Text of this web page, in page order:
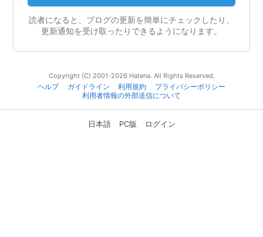
読者になると、ブログの更新を簡単にチェックしたり、
更新通知を受け取ったりできるようになります。
Copyright (C) 2001-2026 Hatena. All Rights Reserved.
ヘルプ
ガイドライン 利用規約
プライバシーポリシー
利用者情報の外部送信について
日本語 PC版 ログイン